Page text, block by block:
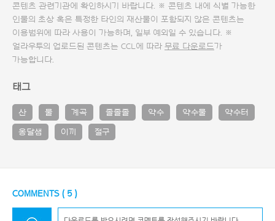
콘텐츠 관련기관에 확인하시기 바랍니다. ※ 콘텐츠 내에 식별 가능한
인물의 초상 혹은 특정한 타인의 재산물이 포함되지 않은 콘텐츠는
이용범위에 따라 사용이 가능하며, 일부 예외일 수 있습니다. ※
얼라우투의 업로드된 콘텐츠는 CCL에 따라 무료 다운로드가
가능합니다.
태그
산 물 계곡 졸졸졸 약수 약수물 약수터
옹달샘 이끼 절구
COMMENTS ( 5)